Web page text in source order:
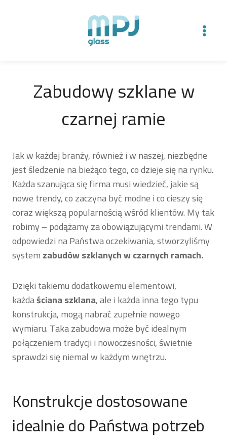
Zabudowy szklane w
czarnej ramie
Jak w każdej branży, również i w naszej, niezbędne
jest śledzenie na bieżąco tego, co dzieje się na rynku.
Każda szanująca się firma musi wiedzieć, jakie są
nowe trendy, co zaczyna być modne i co cieszy się
coraz większą popularnością wśród klientów. My tak
robimy – podążamy za obowiązującymi trendami. W
odpowiedzi na Państwa oczekiwania, stworzyliśmy
systemzabudów szklanych w czarnych ramach.
Dzięki takiemu dodatkowemu elementowi,
każdaściana szklana, ale i każda inna tego typu
konstrukcja, mogą nabrać zupełnie nowego
wymiaru. Taka zabudowa może być idealnym
połączeniem tradycji i nowoczesności, świetnie
sprawdzi się niemal w każdym wnętrzu.
Konstrukcje dostosowane
idealnie do Państwa potrzeb